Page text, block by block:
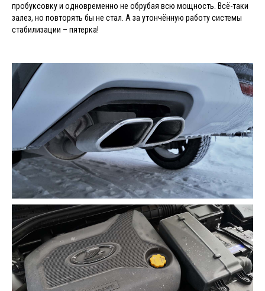
пробуксовку и одновременно не обрубая всю мощность. Всё-таки
залез, но повторять бы не стал. А за утончённую работу системы
стабилизации – пятерка!